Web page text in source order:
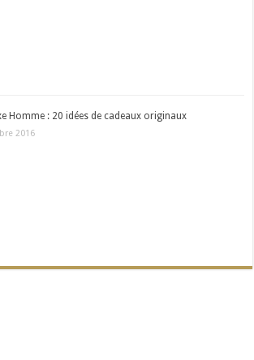
Homme : 20 idées de cadeaux originaux
2016